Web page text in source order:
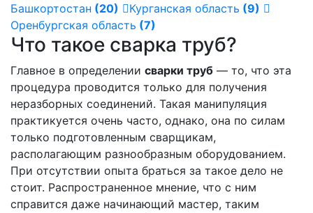
Башкортостан (20) Курганская область (9)
Оренбургская область (7)
Что такое сварка труб?
Главное в определении сварки труб — то, что эта
процедура проводится только для получения
неразборных соединений. Такая манипуляция
практикуется очень часто, однако, она по силам
только подготовленным сварщикам,
располагающим разнообразным оборудованием.
При отсутствии опыта браться за такое дело не
стоит. Распространенное мнение, что с ним
справится даже начинающий мастер, таким